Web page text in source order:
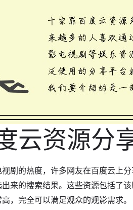
云资源分
剧的热度，许多网友在百度云上
来的搜索结果。这些资源包括了
，完全可以满足观众的观影需求。